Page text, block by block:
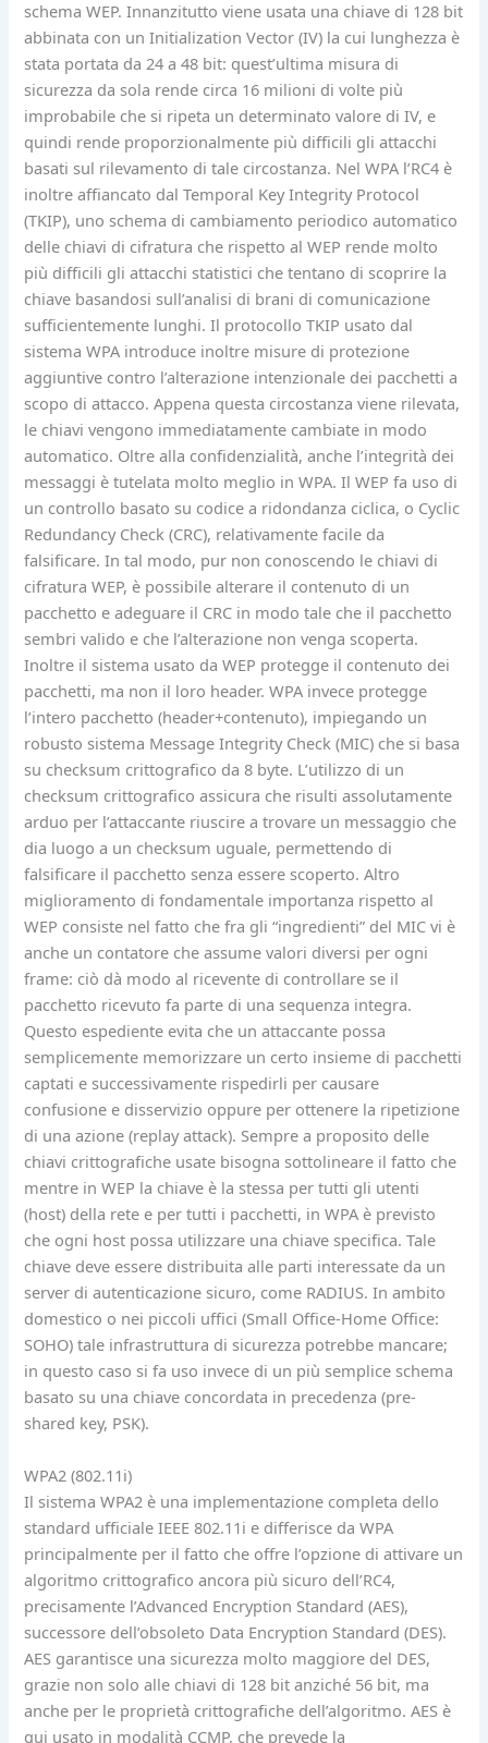
schema WEP. Innanzitutto viene usata una chiave di 128 bit
abbinata con un Initialization Vector (IV) la cui lunghezza è
stata portata da 24 a 48 bit: quest’ultima misura di
sicurezza da sola rende circa 16 milioni di volte più
improbabile che si ripeta un determinato valore di IV, e
quindi rende proporzionalmente più difficili gli attacchi
basati sul rilevamento di tale circostanza. Nel WPA l’RC4 è
inoltre affiancato dal Temporal Key Integrity Protocol
(TKIP), uno schema di cambiamento periodico automatico
delle chiavi di cifratura che rispetto al WEP rende molto
più difficili gli attacchi statistici che tentano di scoprire la
chiave basandosi sull’analisi di brani di comunicazione
sufficientemente lunghi. Il protocollo TKIP usato dal
sistema WPA introduce inoltre misure di protezione
aggiuntive contro l’alterazione intenzionale dei pacchetti a
scopo di attacco. Appena questa circostanza viene rilevata,
le chiavi vengono immediatamente cambiate in modo
automatico. Oltre alla confidenzialità, anche l’integrità dei
messaggi è tutelata molto meglio in WPA. Il WEP fa uso di
un controllo basato su codice a ridondanza ciclica, o Cyclic
Redundancy Check (CRC), relativamente facile da
falsificare. In tal modo, pur non conoscendo le chiavi di
cifratura WEP, è possibile alterare il contenuto di un
pacchetto e adeguare il CRC in modo tale che il pacchetto
sembri valido e che l’alterazione non venga scoperta.
Inoltre il sistema usato da WEP protegge il contenuto dei
pacchetti, ma non il loro header. WPA invece protegge
l’intero pacchetto (header+contenuto), impiegando un
robusto sistema Message Integrity Check (MIC) che si basa
su checksum crittografico da 8 byte. L’utilizzo di un
checksum crittografico assicura che risulti assolutamente
arduo per l’attaccante riuscire a trovare un messaggio che
dia luogo a un checksum uguale, permettendo di
falsificare il pacchetto senza essere scoperto. Altro
miglioramento di fondamentale importanza rispetto al
WEP consiste nel fatto che fra gli “ingredienti” del MIC vi è
anche un contatore che assume valori diversi per ogni
frame: ciò dà modo al ricevente di controllare se il
pacchetto ricevuto fa parte di una sequenza integra.
Questo espediente evita che un attaccante possa
semplicemente memorizzare un certo insieme di pacchetti
captati e successivamente rispedirli per causare
confusione e disservizio oppure per ottenere la ripetizione
di una azione (replay attack). Sempre a proposito delle
chiavi crittografiche usate bisogna sottolineare il fatto che
mentre in WEP la chiave è la stessa per tutti gli utenti
(host) della rete e per tutti i pacchetti, in WPA è previsto
che ogni host possa utilizzare una chiave specifica. Tale
chiave deve essere distribuita alle parti interessate da un
server di autenticazione sicuro, come RADIUS. In ambito
domestico o nei piccoli uffici (Small Office-Home Office:
SOHO) tale infrastruttura di sicurezza potrebbe mancare;
in questo caso si fa uso invece di un più semplice schema
basato su una chiave concordata in precedenza (pre-
shared key, PSK).
WPA2 (802.11i)
Il sistema WPA2 è una implementazione completa dello
standard ufficiale IEEE 802.11i e differisce da WPA
principalmente per il fatto che offre l’opzione di attivare un
algoritmo crittografico ancora più sicuro dell’RC4,
precisamente l’Advanced Encryption Standard (AES),
successore dell’obsoleto Data Encryption Standard (DES).
AES garantisce una sicurezza molto maggiore del DES,
grazie non solo alle chiavi di 128 bit anziché 56 bit, ma
anche per le proprietà crittografiche dell’algoritmo. AES è
qui usato in modalità CCMP, che prevede la